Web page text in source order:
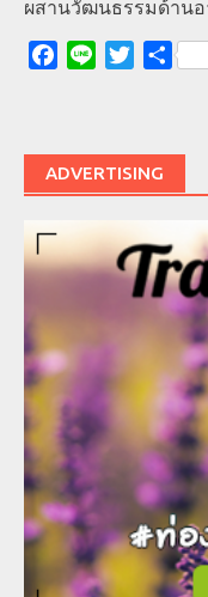
ผสานวัฒนธรรมด้านอ
Facebook
Line TwitterShare
ADVERTISING